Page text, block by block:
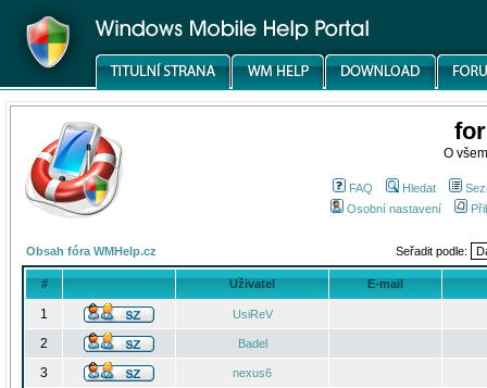
O
FAQ Hledat
Osobní nastavení
Obsah fóra WMHelp.cz Seřadit podle:
# Uživatel E-mail
1 UsiReV
2 Badel
3 nexus6